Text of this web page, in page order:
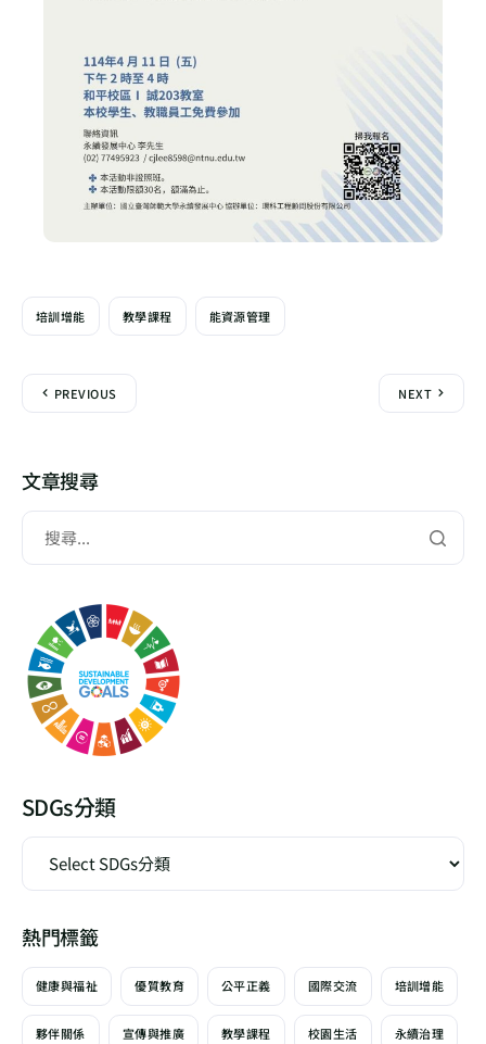
培訓增能 教學課程 能資源管理
PREVIOUS NEXT
文章搜尋
SDGs分類
熱門標籤
健康與福祉 優質教育 公平正義 國際交流 培訓增能
夥伴關係 宣傳與推廣 教學課程 校園生活 永續治理